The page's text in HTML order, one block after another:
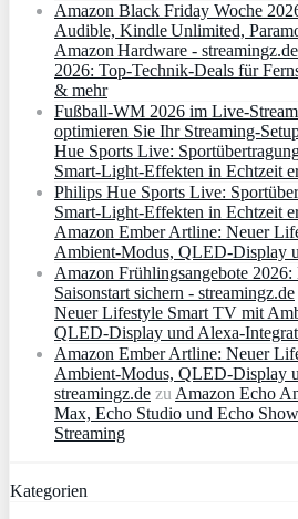
Amazon Black Friday Woche
Audible, Kindle Unlimited,
Amazon Hardware - streamingz.de
2026: Top-Technik-Deals für
& mehr
Fußball-WM 2026 im Live-
optimieren Sie Ihr Streaming-
Hue Sports Live:
Smart‑Light‑Effekten in Echtzeit
Philips Hue Sports Live:
Smart‑Light‑Effekten in Echtzeit
Amazon Ember Artline: Neuer
Ambient‑Modus, QLED‑Display
Amazon Frühlingsangebote
Saisonstart sichern - streamingz.de
Neuer Lifestyle Smart TV mit
QLED‑Display und
Amazon Ember Artline: Neuer
Ambient‑Modus, QLED‑Display
streamingz.de zuAmazon Echo
Max, Echo Studio und Echo
Streaming
Kategorien